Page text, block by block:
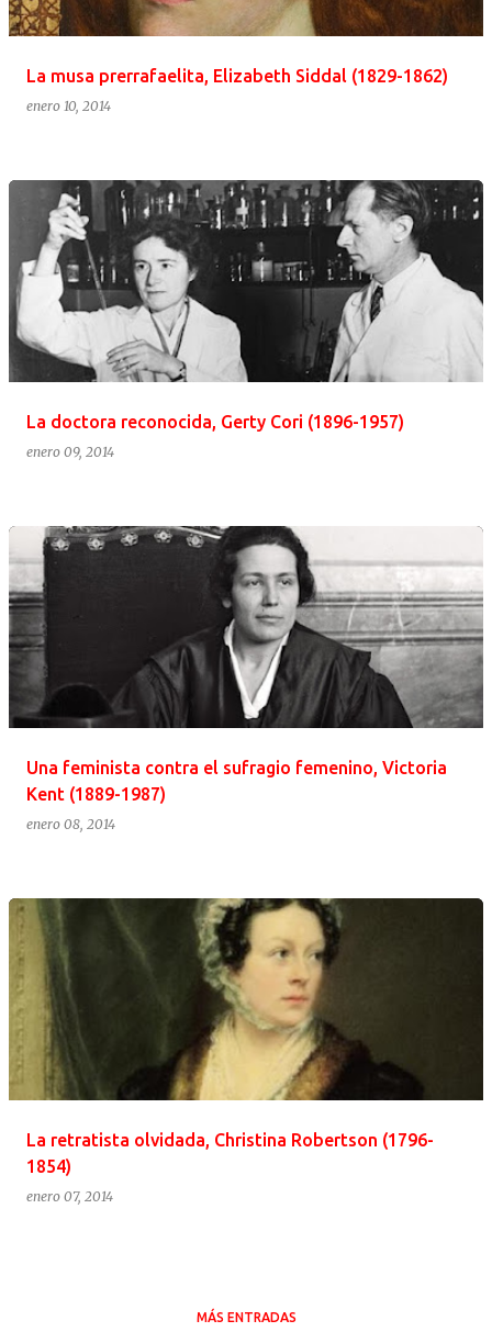
La musa prerrafaelita, Elizabeth Siddal (1829-1862)
enero 10, 2014
La doctora reconocida, Gerty Cori (1896-1957)
enero 09, 2014
Una feminista contra el sufragio femenino, Victoria
Kent (1889-1987)
enero 08, 2014
La retratista olvidada, Christina Robertson (1796-
1854)
enero 07, 2014
MÁS ENTRADAS